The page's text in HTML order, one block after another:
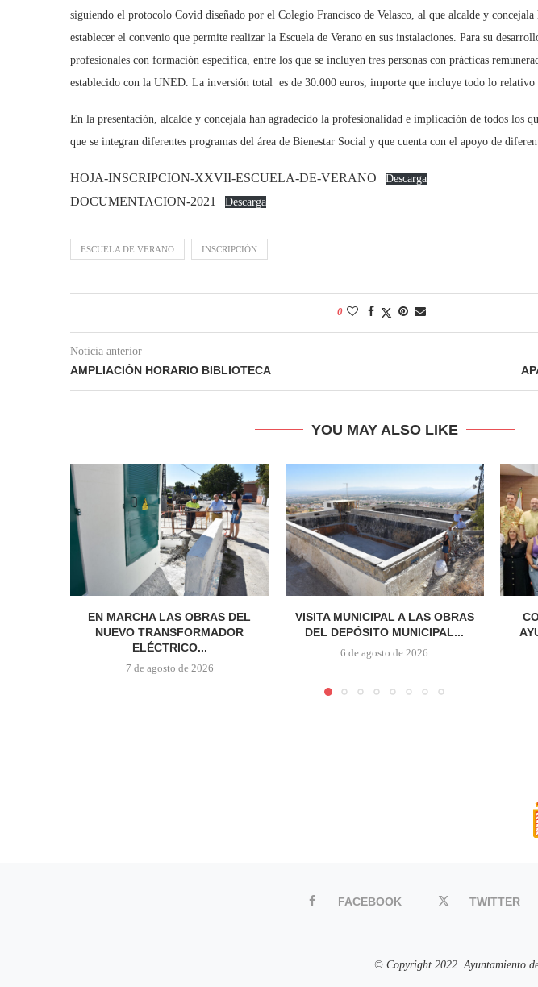
siguiendo el protocolo Covid diseñado por el Colegio Francisco de Velasco, al que alcalde y concejala
establecer el convenio que permite realizar la Escuela de Verano en sus instalaciones. Para su
profesionales con formación específica, entre los que se incluyen tres personas con prácticas
establecido con la UNED. La inversión total es de 30.000 euros, importe que incluye todo lo relativo
En la presentación, alcalde y concejala han agradecido la profesionalidad e implicación de todos los
que se integran diferentes programas del área de Bienestar Social y que cuenta con el apoyo de
HOJA-INSCRIPCION-XXVII-ESCUELA-DE-VERANO Descarga
DOCUMENTACION-2021 Descarga
ESCUELA DE VERANO INSCRIPCIÓN
0
Noticia anterior
AMPLIACIÓN HORARIO BIBLIOTECA
YOU MAY ALSO LIKE
EN MARCHA LAS OBRAS DEL
NUEVO TRANSFORMADOR
ELÉCTRICO...
7 de agosto de 2026
VISITA MUNICIPAL A LAS OBRAS
DEL DEPÓSITO MUNICIPAL...
6 de agosto de 2026
FACEBOOK TWITTER
© Copyright 2022. Ayuntamiento